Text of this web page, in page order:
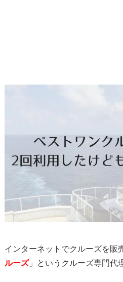
インターネットでクルーズを販
ルーズ」というクルーズ専門代